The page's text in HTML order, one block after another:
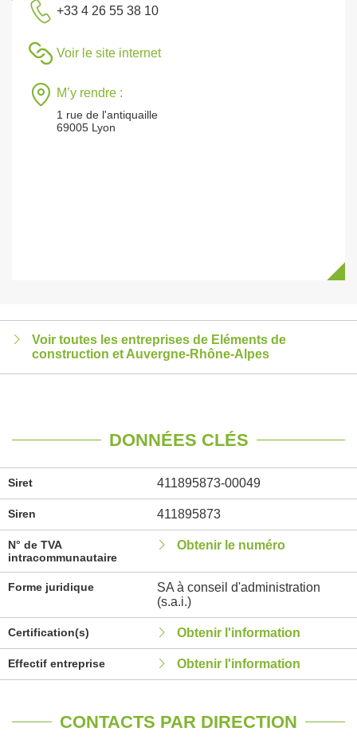
+33 4 26 55 38 10
Voir le site internet
M’y rendre :
1 rue de l'antiquaille
69005 Lyon
Voir toutes les entreprises de Eléments de
construction et Auvergne-Rhône-Alpes
DONNÉES CLÉS
Siret 411895873-00049
Siren 411895873
N° de TVA
intracommunautaire
Obtenir le numéro
Forme juridique
SA à conseil d'administration
(s.a.i.)
Certification(s) Obtenir l'information
Effectif entreprise Obtenir l'information
CONTACTS PAR DIRECTION